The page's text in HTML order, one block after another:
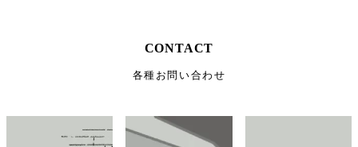
CONTACT
各種お問い合わせ